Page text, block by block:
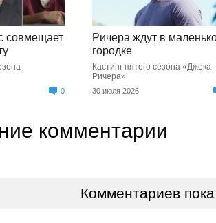
совмещает
0
Ричера ждут в
городке
Кастинг пятого сезона «Джека
Ричера»
30 июля 2026
комментарии
Комментариев